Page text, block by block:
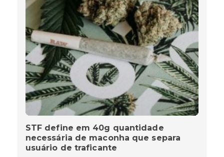
STF define em 40g quantidade
necessária de maconha que separa
usuário de traficante